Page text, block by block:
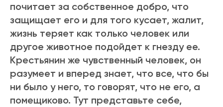
почитает за собственное добро, что
защищает его и для того кусает, жалит,
жизнь теряет как только человек или
другое животное подойдет к гнезду ее.
Крестьянин же чувственный человек, он
разумеет и вперед знает, что все, что бы
ни было у него, то говорят, что не его, а
помещиково. Тут представьте себе,